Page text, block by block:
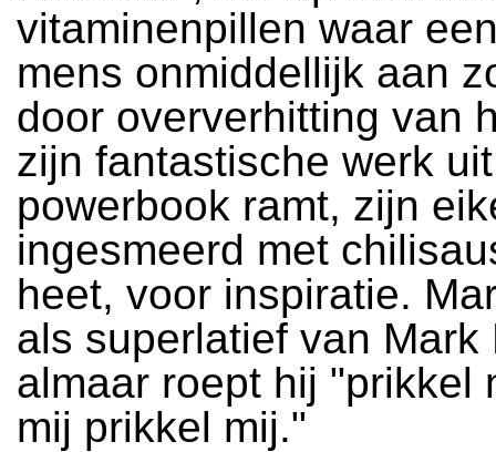
vitaminenpillen waar
mens onmiddellijk aan
door oververhitting van
zijn fantastische werk
powerbook ramt, zijn
ingesmeerd met
heet, voor inspiratie.
als superlatief van Mark
almaar roept hij "prikkel
mij prikkel mij."